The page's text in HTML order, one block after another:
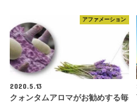
アファメーション
2020.5.13
クォンタムアロマがお勧めする毎